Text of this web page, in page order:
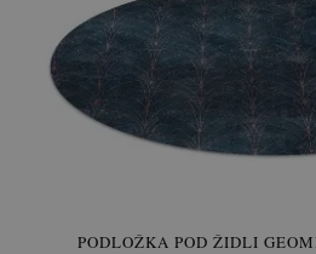
PODLOŽKA POD ŽIDLI